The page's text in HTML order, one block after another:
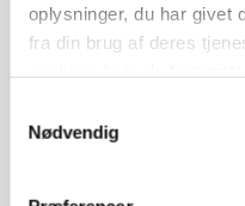
oplysninger, du har givet
fra din brug af deres
Nødvendig